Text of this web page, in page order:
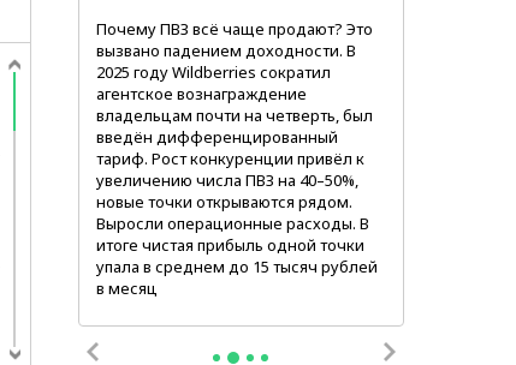
Нет никакого экономического
смысла оставаться
предпринимателем, когда твои
товары горят на складе, но ты не
можешь получить отсрочку по
налогам, при этом компенсация от
хранителей товаров может и не
состояться, а тебе ещё и отменяют
льготы!
Почему ПВЗ всё чаще продают? Это
вызвано падением доходности. В
2025 году Wildberries сократил
агентское вознаграждение
владельцам почти на четверть, был
введён дифференцированный
тариф. Рост конкуренции привёл к
увеличению числа ПВЗ на 40–50%,
новые точки открываются рядом.
Выросли операционные расходы. В
итоге чистая прибыль одной точки
упала в среднем до 15 тысяч рублей
в месяц
Количество машин, которые
фиксируют нарушение требований
ПДД на дороге, увеличилось, они
стали заметнее. Увеличилось
количество пеших патрулей
комитета, которые в ручном режиме
всё это фиксируют
С августа 2020 года губернатор
Александр Беглов объявил
сотрудничество с Вьетнамом
приоритетным направлением
международной деятельности
правительства Петербурга. Второй
страной с таким статусом стала
Мьянма в ноябре 2023 года